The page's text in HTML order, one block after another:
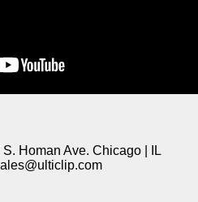
Homan Ave. Chicago | IL